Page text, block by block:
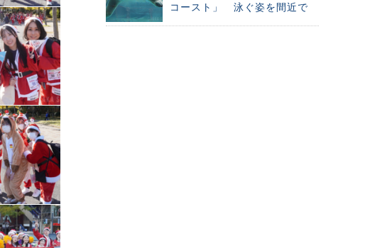
コースト」 泳ぐ姿を間近で